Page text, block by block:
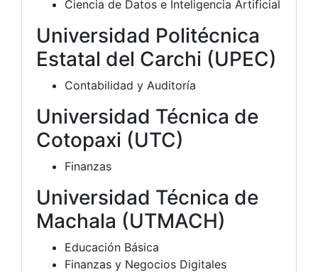
Ciencia de Datos e Inteligencia Artificial
Universidad Politécnica
Estatal del Carchi (UPEC)
Contabilidad y Auditoría
Universidad Técnica de
Cotopaxi (UTC)
Finanzas
Universidad Técnica de
Machala (UTMACH)
Educación Básica
Finanzas y Negocios Digitales